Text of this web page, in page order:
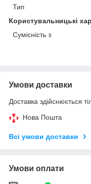
Тип
Користувальницькі
Сумісність з
Умови доставки
Доставка здійснюється
Нова Пошта
Всі умови доставки
Умови оплати